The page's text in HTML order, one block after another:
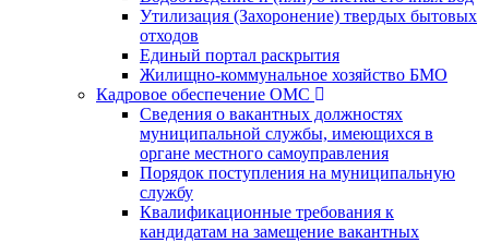
Утилизация (Захоронение) твердых бытовых
отходов
Единый портал раскрытия
Жилищно-коммунальное хозяйство БМО
Кадровое обеспечение ОМС
Сведения о вакантных должностях
муниципальной службы, имеющихся в
органе местного самоуправления
Порядок поступления на муниципальную
службу
Квалификационные требования к
кандидатам на замещение вакантных